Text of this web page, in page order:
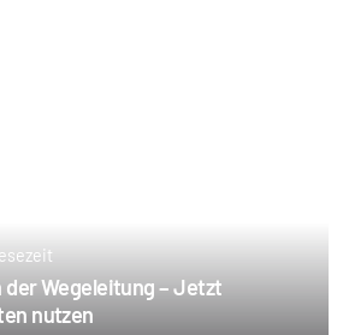
Wegeleitung – Jetzt
nutzen